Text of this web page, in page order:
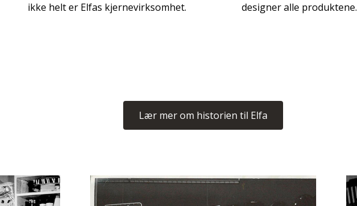
ikke helt er Elfas kjernevirksomhet.
designer alle produktene.
Lær mer om historien til Elfa